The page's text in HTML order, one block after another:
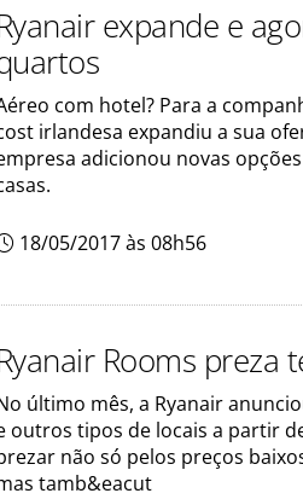
expande e
com hotel? Para a
irlandesa expandiu a sua
adicionou novas
18/05/2017 às 08h56
Rooms preza
último mês, a Ryanair
outros tipos de locais a partir
não só pelos preços
tamb&eacut